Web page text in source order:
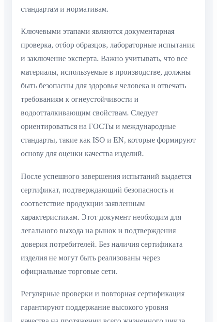
стандартам и нормативам.
Ключевыми этапами являются документарная
проверка, отбор образцов, лабораторные испытания
и заключение эксперта. Важно учитывать, что все
материалы, используемые в производстве, должны
быть безопасны для здоровья человека и отвечать
требованиям к огнеустойчивости и
водоотталкивающим свойствам. Следует
ориентироваться на ГОСТы и международные
стандарты, такие как ISO и EN, которые формируют
основу для оценки качества изделий.
После успешного завершения испытаний выдается
сертификат, подтверждающий безопасность и
соответствие продукции заявленным
характеристикам. Этот документ необходим для
легального выхода на рынок и подтверждения
доверия потребителей. Без наличия сертификата
изделия не могут быть реализованы через
официальные торговые сети.
Регулярные проверки и повторная сертификация
гарантируют поддержание высокого уровня